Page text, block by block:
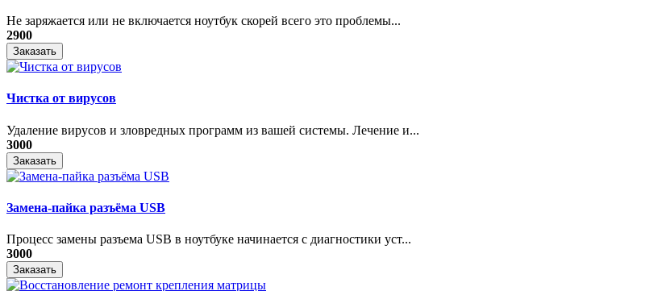
Не заряжается или не включается ноутбук скорей всего это проблемы...
2900
Заказать
Чистка от вирусов
Удаление вирусов и зловредных программ из вашей системы. Лечение и...
3000
Заказать
Замена-пайка разъёма USB
Процесс замены разъема USB в ноутбуке начинается с диагностики уст...
3000
Заказать